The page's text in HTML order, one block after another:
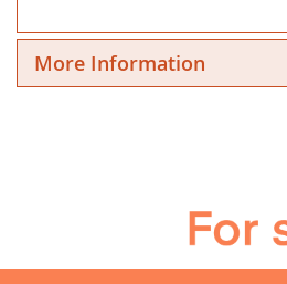
More Information